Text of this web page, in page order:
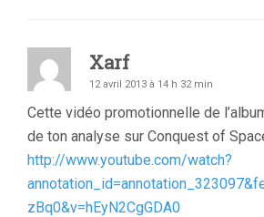
Xarf
12 avril 2013 à 14 h 32 min
Cette vidéo promotionnelle de
de ton analyse sur Conquest of
http://www.youtube.com/watch?
zBq0&v=hEyN2CgGDA0